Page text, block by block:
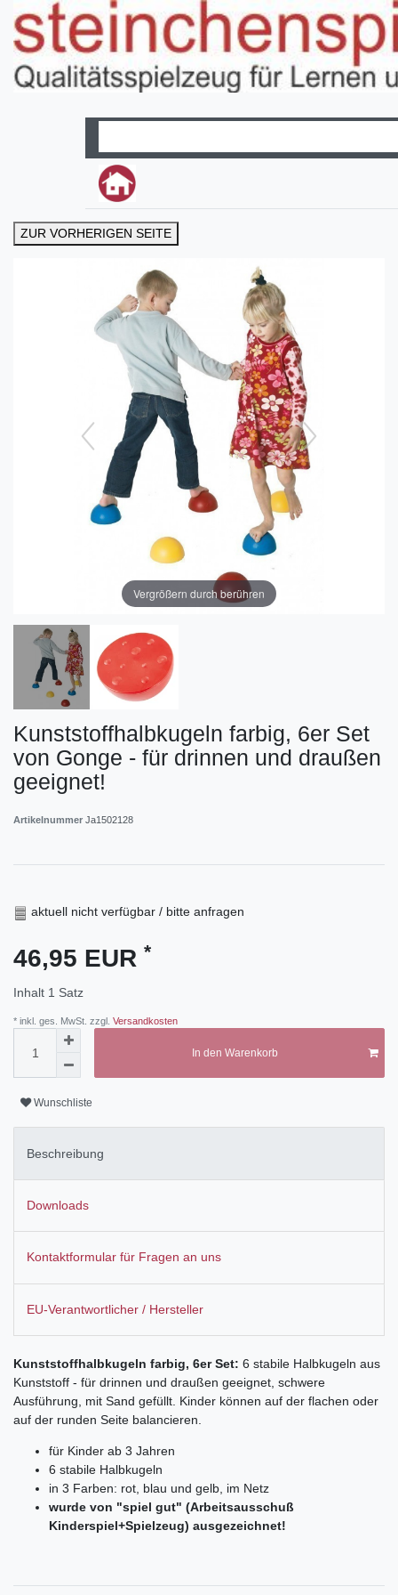
ZUR VORHERIGEN SEITE
Vergrößern durch berühren
Kunststoffhalbkugeln farbig, 6er Set
von Gonge - für drinnen und draußen
geeignet!
Artikelnummer Ja1502128
aktuell nicht verfügbar / bitte anfragen
46,95 EUR *
Inhalt 1 Satz
* inkl. ges. MwSt. zzgl. Versandkosten
In den Warenkorb
Wunschliste
Beschreibung
Downloads
Kontaktformular für Fragen an uns
EU-Verantwortlicher / Hersteller
Kunststoffhalbkugeln farbig, 6er Set: 6 stabile Halbkugeln aus
Kunststoff - für drinnen und draußen geeignet, schwere
Ausführung, mit Sand gefüllt. Kinder können auf der flachen oder
auf der runden Seite balancieren.
für Kinder ab 3 Jahren
6 stabile Halbkugeln
in 3 Farben: rot, blau und gelb, im Netz
wurde von "spiel gut" (Arbeitsausschuß
Kinderspiel+Spielzeug) ausgezeichnet!